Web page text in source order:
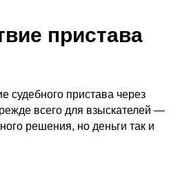
пристава
судебного пристава через
всего для взыскателей —
решения, но деньги так и